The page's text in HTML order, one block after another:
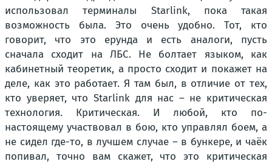
использовал терминалы Starlink, пока такая
возможность была. Это очень удобно. Тот, кто
говорит, что это ерунда и есть аналоги, пусть
сначала сходит на ЛБС. Не болтает языком, как
кабинетный теоретик, а просто сходит и покажет на
деле, как это работает. Я там был, в отличие от тех,
кто уверяет, что Starlink для нас – не критическая
технология. Критическая. И любой, кто по-
настоящему участвовал в бою, кто управлял боем, а
не сидел где-то, в лучшем случае – в бункере, и чаёк
попивал, точно вам скажет, что это критическая